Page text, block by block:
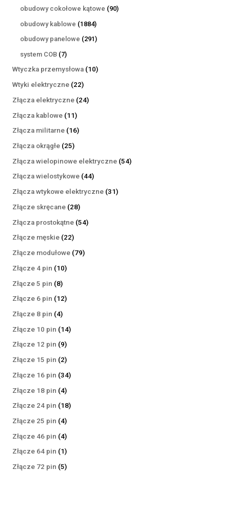
produkty
obudowy cokołowe kątowe 9090
obudowy kablowe 18841884
produkty
obudowy panelowe 291291
system COB 77
produktów
Wtyczka przemysłowa 1010
Wtyki elektryczne 2222
produkty
Złącza elektryczne 2424
Złącza kablowe 1111
produktów
Złącza militarne 1616
Złącza okrągłe 2525
produktów
Złącza wielopinowe elektryczne 5454
Złącza wielostykowe 4444
produkty
Złącza wtykowe elektryczne 3131
Złącze skręcane 2828
produktów
Złącza prostokątne 5454
Złącze męskie 2222
produkty
Złącze modułowe 7979
Złącze 4 pin 1010
Złącze 5 pin 88
produktów
Złącze 6 pin 1212
Złącze 8 pin 44
produkty
Złącze 10 pin 1414
Złącze 12 pin 99
produktów
Złącze 15 pin 22
produkty
Złącze 16 pin 3434
Złącze 18 pin 44
produkty
Złącze 24 pin 1818
Złącze 25 pin 44
produkty
Złącze 46 pin 44
produkty
Złącze 64 pin 11
produkt
Złącze 72 pin 55